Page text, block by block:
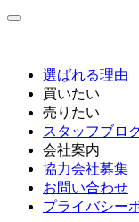
選ばれる理由
買いたい
売りたい
スタッフブロ
会社案内
協力会社募集
お問い合わせ
プライバシー